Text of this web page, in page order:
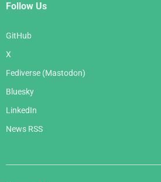
Follow Us
GitHub
X
Fediverse (Mastodon)
Bluesky
LinkedIn
News RSS